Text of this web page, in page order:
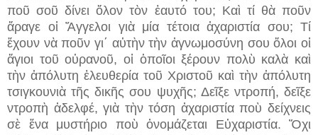
ποῦ σοῦ δίνει ὅλον τὸν ἑαυτό του; Καὶ τί θὰ ποῦν
ἄραγε οἱ Ἄγγελοι γιὰ μία τέτοια ἀχαριστία σου; Τί
ἔχουν νὰ ποῦν γι΄ αὐτὴν τὴν ἀγνωμοσύνη σου ὅλοι οἱ
ἅγιοι τοῦ οὐρανοῦ, οἱ ὁποῖοι ξέρουν πολὺ καλὰ καὶ
τὴν ἀπόλυτη ἐλευθερία τοῦ Χριστοῦ καὶ τὴν ἀπόλυτη
τσιγκουνιὰ τῆς δικῆς σου ψυχῆς; Δεῖξε ντροπή, δεῖξε
ντροπὴ ἀδελφέ, γιὰ τὴν τόση ἀχαριστία ποὺ δείχνεις
σὲ ἕνα μυστήριο ποὺ ὀνομάζεται Εὐχαριστία. Ὄχι